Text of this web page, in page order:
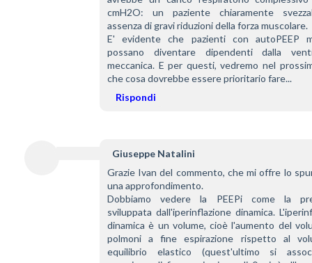
cmH2O: un paziente chiaramente
assenza di gravi riduzioni della forza muscolare.
E' evidente che pazienti con autoPEEP
possano diventare dipendenti dalla
meccanica. E per questi, vedremo nel
che cosa dovrebbe essere prioritario fare...
Rispondi
Giuseppe Natalini
Grazie Ivan del commento, che mi offre lo
una approfondimento.
Dobbiamo vedere la PEEPi come la
sviluppata dall'iperinflazione dinamica.
dinamica è un volume, cioè l'aumento del
polmoni a fine espirazione rispetto al
equilibrio elastico (quest'ultimo si